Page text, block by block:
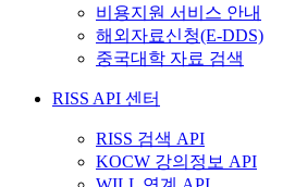
비용지원 서비스 안내
해외자료신청(E-DDS)
중국대학 자료 검색
RISS API 센터
RISS 검색 API
KOCW 강의정보 API